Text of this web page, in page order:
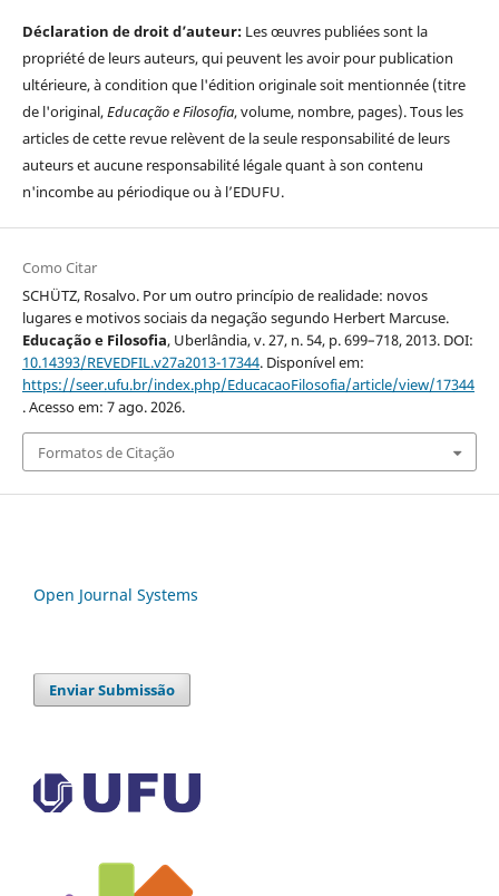
Déclaration de droit d’auteur: Les œuvres publiées sont la
propriété de leurs auteurs, qui peuvent les avoir pour publication
ultérieure, à condition que l'édition originale soit mentionnée (titre
de l'original,Educação e Filosofia, volume, nombre, pages). Tous les
articles de cette revue relèvent de la seule responsabilité de leurs
auteurs et aucune responsabilité légale quant à son contenu
n'incombe au périodique ou à l’EDUFU.
Como Citar
SCHÜTZ, Rosalvo. Por um outro princípio de realidade: novos
lugares e motivos sociais da negação segundo Herbert Marcuse.
Educação e Filosofia, Uberlândia, v. 27, n. 54, p. 699–718, 2013. DOI:
10.14393/REVEDFIL.v27a2013-17344. Disponível em:
https://seer.ufu.br/index.php/EducacaoFilosofia/article/view/17344
. Acesso em: 7 ago. 2026.
Formatos de Citação
Open Journal Systems
Enviar Submissão